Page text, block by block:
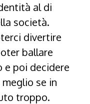
al di
società.
divertire
ballare
e poi decidere
se in
troppo.